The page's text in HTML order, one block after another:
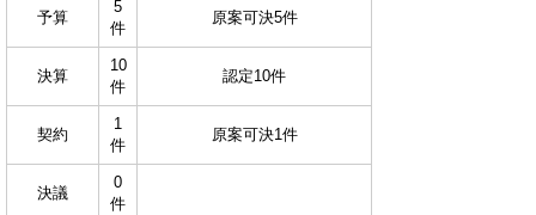
予算
5
件
原案可決5件
決算
10
件
認定10件
契約
1
件
原案可決1件
決議
0
件